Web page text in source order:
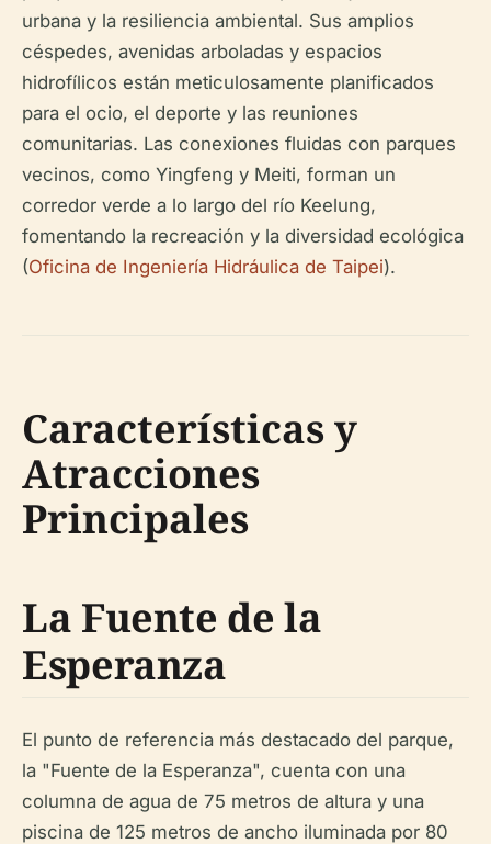
urbana y la resiliencia ambiental. Sus amplios
céspedes, avenidas arboladas y espacios
hidrofílicos están meticulosamente planificados
para el ocio, el deporte y las reuniones
comunitarias. Las conexiones fluidas con parques
vecinos, como Yingfeng y Meiti, forman un
corredor verde a lo largo del río Keelung,
fomentando la recreación y la diversidad ecológica
(Oficina de Ingeniería Hidráulica de Taipei).
Características y
Atracciones
Principales
La Fuente de la
Esperanza
El punto de referencia más destacado del parque,
la "Fuente de la Esperanza", cuenta con una
columna de agua de 75 metros de altura y una
piscina de 125 metros de ancho iluminada por 80